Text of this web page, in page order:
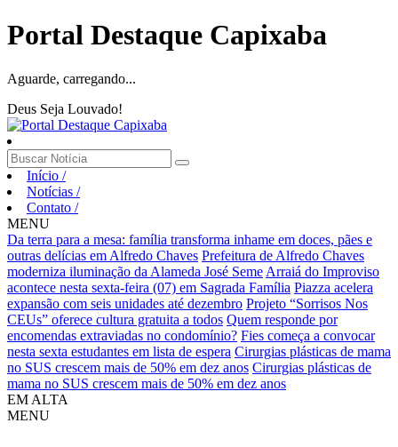
Portal Destaque Capixaba
Aguarde, carregando...
Deus Seja Louvado!
Início /
Notícias /
Contato /
MENU
Da terra para a mesa: família transforma inhame em doces, pães e
outras delícias em Alfredo Chaves Prefeitura de Alfredo Chaves
moderniza iluminação da Alameda José Seme Arraiá do Improviso
acontece nesta sexta-feira (07) em Sagrada Família Piazza acelera
expansão com seis unidades até dezembro Projeto “Sorrisos Nos
CEUs” oferece cultura gratuita a todos Quem responde por
encomendas extraviadas no condomínio? Fies começa a convocar
nesta sexta estudantes em lista de espera Cirurgias plásticas de mama
no SUS crescem mais de 50% em dez anos Cirurgias plásticas de
mama no SUS crescem mais de 50% em dez anos
EM ALTA
MENU